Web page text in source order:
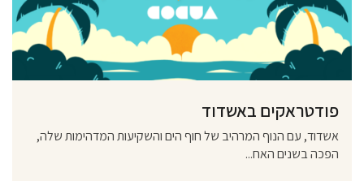
פודטראקים באשדוד
אשדוד, עם הנוף המרהיב של חוף הים והשקיעות המדהימות שלה,
הפכה בשנים האח...